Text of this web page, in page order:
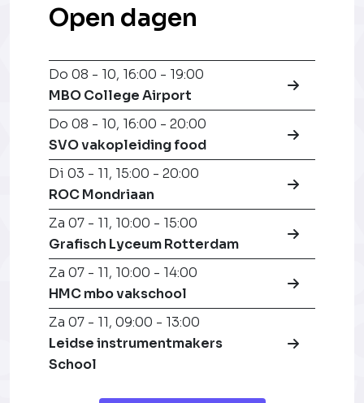
Open dagen
Do 08 - 10, 16:00 - 19:00
MBO College Airport
Do 08 - 10, 16:00 - 20:00
SVO vakopleiding food
Di 03 - 11, 15:00 - 20:00
ROC Mondriaan
Za 07 - 11, 10:00 - 15:00
Grafisch Lyceum Rotterdam
Za 07 - 11, 10:00 - 14:00
HMC mbo vakschool
Za 07 - 11, 09:00 - 13:00
Leidse instrumentmakers
School